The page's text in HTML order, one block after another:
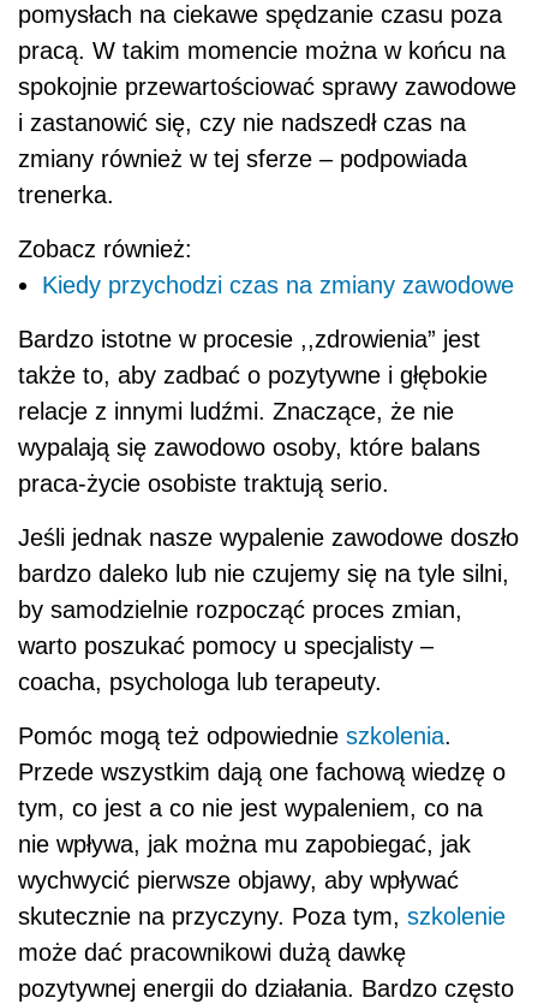
pomysłach na ciekawe spędzanie czasu poza
pracą. W takim momencie można w końcu na
spokojnie przewartościować sprawy zawodowe
i zastanowić się, czy nie nadszedł czas na
zmiany również w tej sferze – podpowiada
trenerka.
Zobacz również:
Kiedy przychodzi czas na zmiany zawodowe
Bardzo istotne w procesie ,,zdrowienia” jest
także to, aby zadbać o pozytywne i głębokie
relacje z innymi ludźmi. Znaczące, że nie
wypalają się zawodowo osoby, które balans
praca-życie osobiste traktują serio.
Jeśli jednak nasze wypalenie zawodowe doszło
bardzo daleko lub nie czujemy się na tyle silni,
by samodzielnie rozpocząć proces zmian,
warto poszukać pomocy u specjalisty –
coacha, psychologa lub terapeuty.
Pomóc mogą też odpowiednie szkolenia.
Przede wszystkim dają one fachową wiedzę o
tym, co jest a co nie jest wypaleniem, co na
nie wpływa, jak można mu zapobiegać, jak
wychwycić pierwsze objawy, aby wpływać
skutecznie na przyczyny. Poza tym, szkolenie
może dać pracownikowi dużą dawkę
pozytywnej energii do działania. Bardzo często